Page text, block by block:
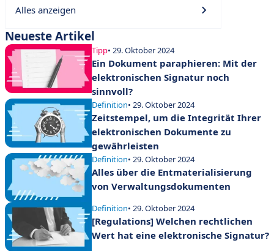
Alles anzeigen
Neueste Artikel
Tipp• 29. Oktober 2024
Ein Dokument paraphieren: Mit der
elektronischen Signatur noch
sinnvoll?
Definition• 29. Oktober 2024
Zeitstempel, um die Integrität Ihrer
elektronischen Dokumente zu
gewährleisten
Definition• 29. Oktober 2024
Alles über die Entmaterialisierung
von Verwaltungsdokumenten
Definition• 29. Oktober 2024
[Regulations] Welchen rechtlichen
Wert hat eine elektronische Signatur?